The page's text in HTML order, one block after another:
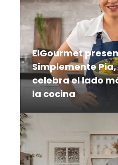
ElGourmet
Simplemente
celebra el lado
la cocina
En una época en la
adaptarse a un
más acelerado, la
mexicana Pía
elGourmet con